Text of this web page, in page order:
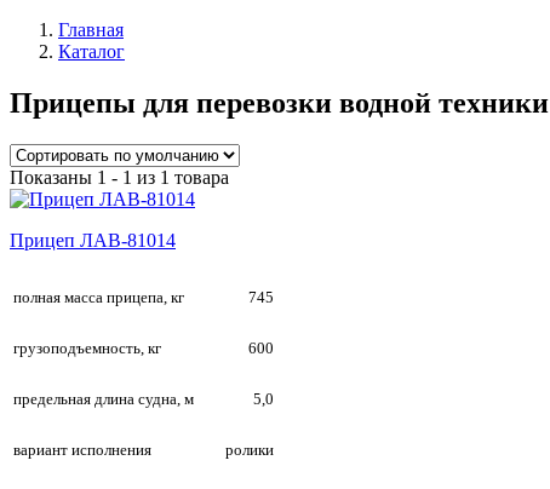
Главная
Каталог
Прицепы для перевозки водной техники
Показаны 1 - 1 из 1 товара
Прицеп ЛАВ-81014
полная масса прицепа, кг 745
грузоподъемность, кг 600
предельная длина судна, м 5,0
вариант исполнения ролики